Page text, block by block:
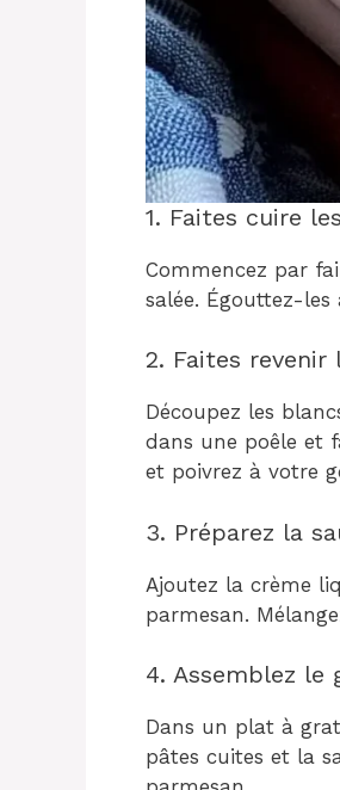
1. Faites cuire
Commencez par
salée. Égouttez-
2. Faites
Découpez les
dans une poêle et
et poivrez à votre
3. Préparez la
Ajoutez la crème
parmesan.
4. Assemblez le
Dans un plat à
pâtes cuites et la